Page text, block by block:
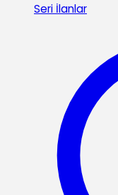
Seri İlanlar